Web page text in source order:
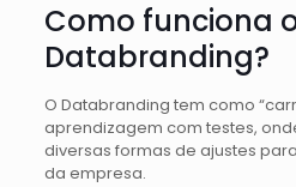
Como funciona
Databranding?
O Databranding tem como
aprendizagem com testes,
diversas formas de ajustes
da empresa.